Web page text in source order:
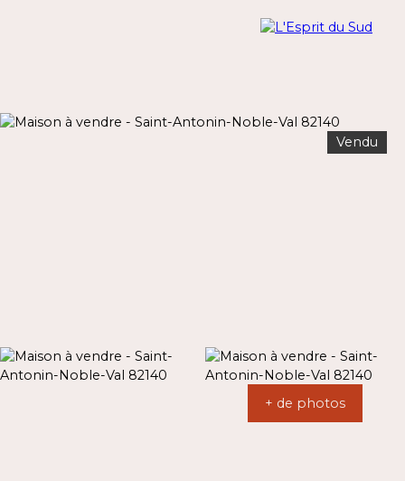
Vendu
+ de photos